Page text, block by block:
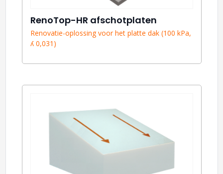
RenoTop-HR afschotplaten
Renovatie-oplossing voor het platte dak (100 kPa,
ʎ 0,031)